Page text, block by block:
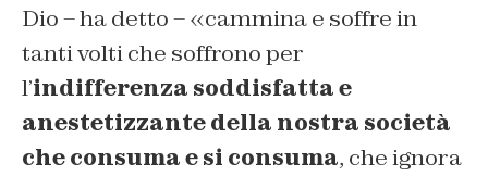
Dio – ha detto – «cammina e soffre in
tanti volti che soffrono per
l’indifferenza soddisfatta e
anestetizzante della nostra società
che consuma e si consuma, che ignora